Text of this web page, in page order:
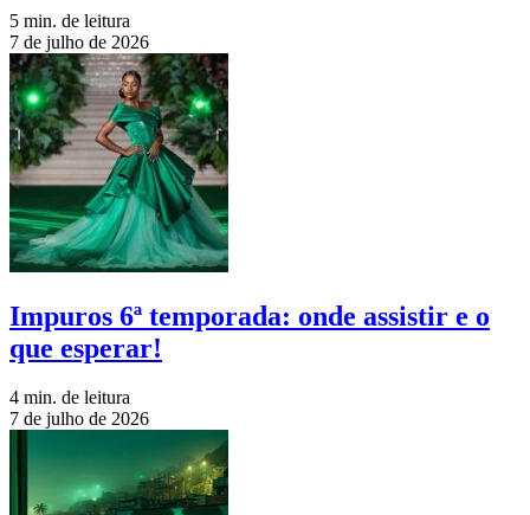
5 min. de leitura
7 de julho de 2026
Impuros 6ª temporada: onde assistir e o
que esperar!
4 min. de leitura
7 de julho de 2026